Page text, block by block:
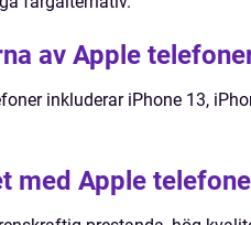
av Apple
inkluderar iPhone 13,
med Apple